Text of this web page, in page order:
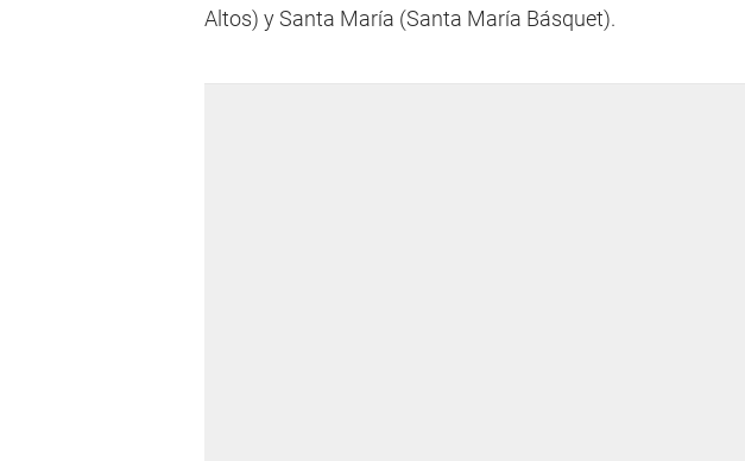
Altos) y Santa María (Santa María Básquet).